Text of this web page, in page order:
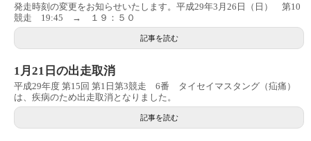
発走時刻の変更をお知らせいたします。平成29年3月26日（日） 第10
競走 19:45 → １９：５０
記事を読む
1月21日の出走取消
平成29年度 第15回 第1日第3競走 6番 タイセイマスタング（疝痛）
は、疾病のため出走取消となりました。
記事を読む